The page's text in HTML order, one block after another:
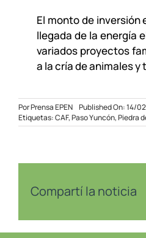
El monto de inversión
llegada de la energía
variados proyectos
a la cría de animales
PorPrensa EPEN Published On: 14/
Etiquetas:CAF,Paso Yuncón,Piedra
Compartí la noticia